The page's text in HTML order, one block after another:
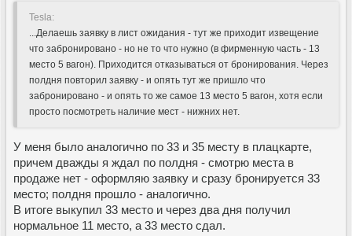
Tesla:
...Делаешь заявку в лист ожидания - тут же приходит извещение
что забронировано - но не то что нужно (в фирменную часть - 13
место 5 вагон). Приходится отказываться от бронирования. Через
полдня повторил заявку - и опять тут же пришло что
забронировано - и опять то же самое 13 место 5 вагон, хотя если
просто посмотреть наличие мест - нижних нет.
У меня было аналогично по 33 и 35 месту в плацкарте,
причем дважды я ждал по полдня - смотрю места в
продаже нет - оформляю заявку и сразу бронируется 33
место; полдня прошло - аналогично.
В итоге выкупил 33 место и через два дня получил
нормальное 11 место, а 33 место сдал.